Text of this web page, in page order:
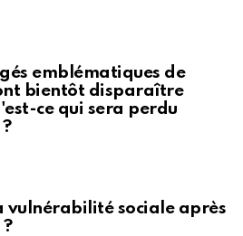
emblématiques de
bientôt disparaître
ce qui sera perdu
vulnérabilité sociale après